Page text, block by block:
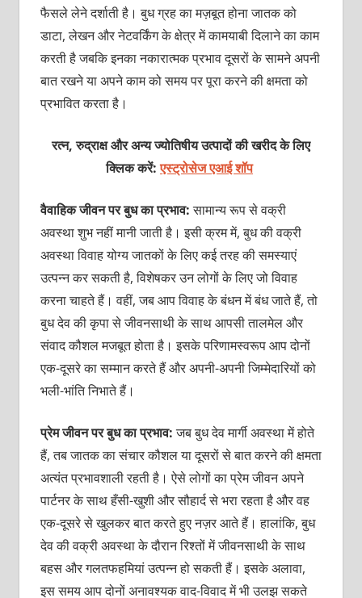
फैसले लेने दर्शाती है। बुध ग्रह का मज़बूत होना जातक को
डाटा, लेखन और नेटवर्किंग के क्षेत्र में कामयाबी दिलाने का काम
करती है जबकि इनका नकारात्मक प्रभाव दूसरों के सामने अपनी
बात रखने या अपने काम को समय पर पूरा करने की क्षमता को
प्रभावित करता है।
रत्न, रुद्राक्ष और अन्य ज्योतिषीय उत्पादों की खरीद के लिए
क्लिक करें:एस्ट्रोसेज एआई शॉप
वैवाहिक जीवन पर बुध का प्रभाव:सामान्य रूप से वक्री
अवस्था शुभ नहीं मानी जाती है। इसी क्रम में, बुध की वक्री
अवस्था विवाह योग्य जातकों के लिए कई तरह की समस्याएं
उत्पन्न कर सकती है, विशेषकर उन लोगों के लिए जो विवाह
करना चाहते हैं। वहीं, जब आप विवाह के बंधन में बंध जाते हैं, तो
बुध देव की कृपा से जीवनसाथी के साथ आपसी तालमेल और
संवाद कौशल मजबूत होता है। इसके परिणामस्वरूप आप दोनों
एक-दूसरे का सम्मान करते हैं और अपनी-अपनी जिम्मेदारियों को
भली-भांति निभाते हैं।
प्रेम जीवन पर बुध का प्रभाव:जब बुध देव मार्गी अवस्था में होते
हैं, तब जातक का संचार कौशल या दूसरों से बात करने की क्षमता
अत्यंत प्रभावशाली रहती है। ऐसे लोगों का प्रेम जीवन अपने
पार्टनर के साथ हँसी-खुशी और सौहार्द से भरा रहता है और वह
एक-दूसरे से खुलकर बात करते हुए नज़र आते हैं। हालांकि, बुध
देव की वक्री अवस्था के दौरान रिश्तों में जीवनसाथी के साथ
बहस और गलतफहमियां उत्पन्न हो सकती हैं। इसके अलावा,
इस समय आप दोनों अनावश्यक वाद-विवाद में भी उलझ सकते